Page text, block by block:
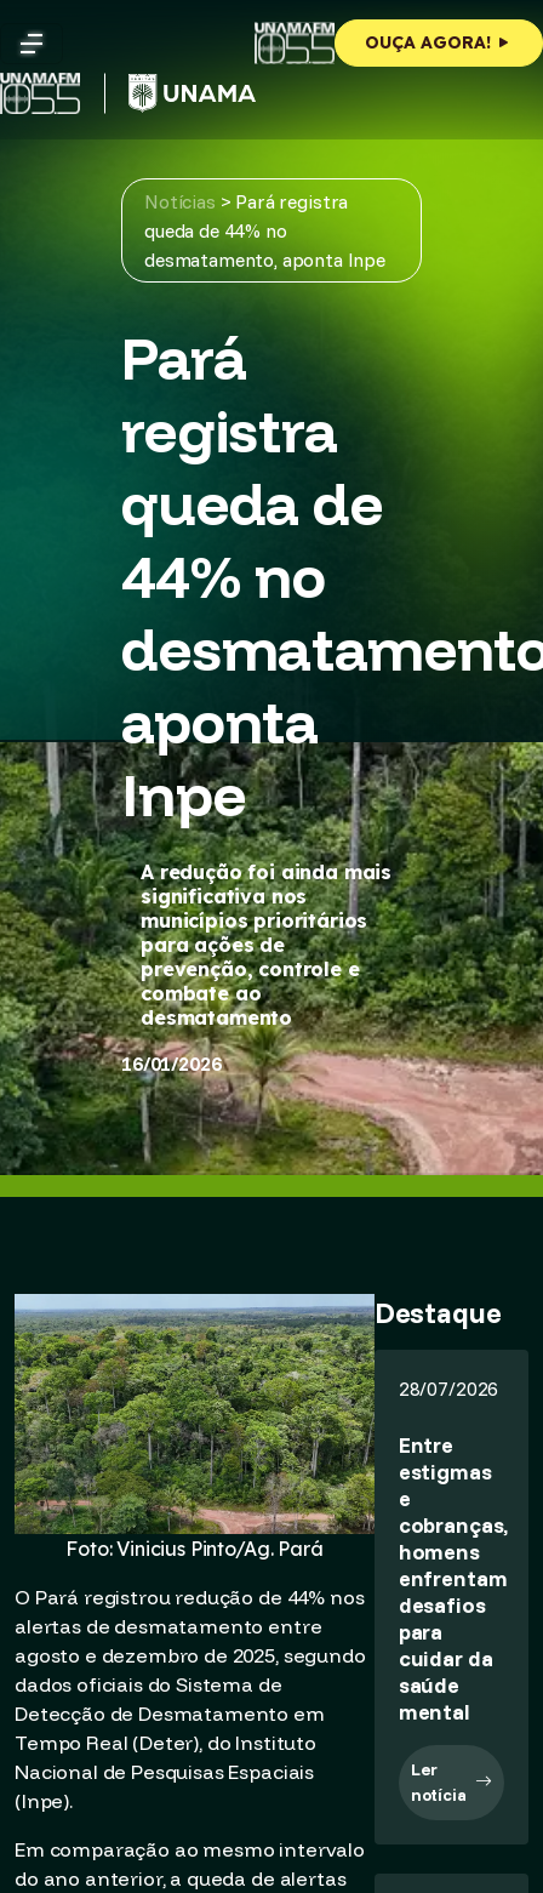
content
OUÇA AGORA!
Notícias > Pará registra
queda de 44% no
desmatamento, aponta Inpe
Pará
registra
queda de
44% no
aponta
Inpe
A redução foi ainda mais
significativa nos
municípios prioritários
para ações de
prevenção, controle e
combate ao
desmatamento
16/01/2026
Foto: Vinicius Pinto/Ag. Pará
O Pará registrou redução de 44% nos
alertas de desmatamento entre
agosto e dezembro de 2025, segundo
dados oficiais do Sistema de
Detecção de Desmatamento em
Tempo Real (Deter), do Instituto
Nacional de Pesquisas Espaciais
(Inpe).
Em comparação ao mesmo intervalo
do ano anterior, a queda de alertas
Destaque
28/07/2026
Entre
estigmas
e
cobranças,
homens
enfrentam
desafios
para
cuidar da
saúde
mental
Ler
notícia